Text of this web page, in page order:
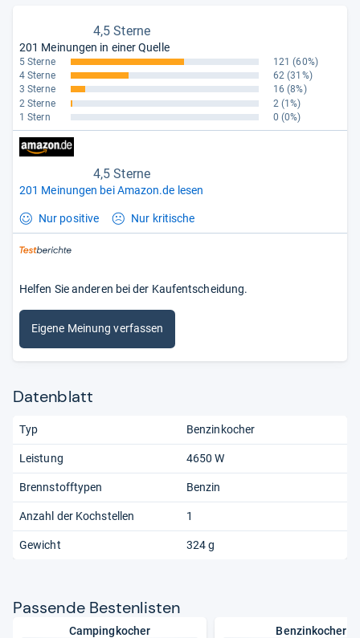
4,5 Sterne
201 Meinungen in einer Quelle
5 Sterne 121 (60%)
4 Sterne
62 (31%)
3 Sterne
16 (8%)
2 Sterne
2 (1%)
1 Stern
0 (0%)
4,5 Sterne
201 Meinungen bei Amazon.de lesen
Nur positive Nur kritische
Helfen Sie anderen bei der Kaufentscheidung.
Eigene Meinung verfassen
Datenblatt
Typ Benzinkocher
Leistung 4650 W
Brennstofftypen Benzin
Anzahl der Kochstellen 1
Gewicht 324 g
Pas­sende Bes­ten­lis­ten
Campingkocher Benzinkocher